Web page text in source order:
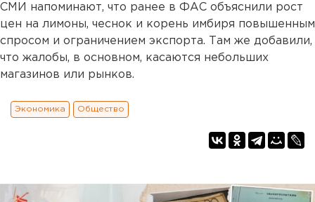
СМИ напоминают, что ранее в ФАС объяснили рост
цен на лимоны, чеснок и корень имбиря повышенным
спросом и ограничением экспорта. Там же добавили,
что жалобы, в основном, касаются небольших
магазинов или рынков.
Экономика Общество